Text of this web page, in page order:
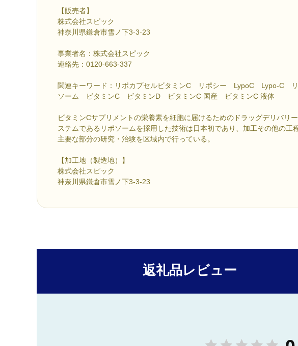
【販売者】
株式会社スピック
神奈川県鎌倉市雪ノ下3-3-23
事業者名：株式会社スピック
連絡先：0120-663-337
関連キーワード：リポカプセルビタミンC リポシー LypoC Lypo-C
ソーム ビタミンC ビタミンD ビタミンC 国産 ビタミンC 液体
ビタミンCサプリメントの栄養素を細胞に届けるためのドラッグデリバリ
ステムであるリポソームを採用した技術は日本初であり、加工その他の工
主要な部分の研究・治験を区域内で行っている。
【加工地（製造地）】
株式会社スピック
神奈川県鎌倉市雪ノ下3-3-23
返礼品レビュー